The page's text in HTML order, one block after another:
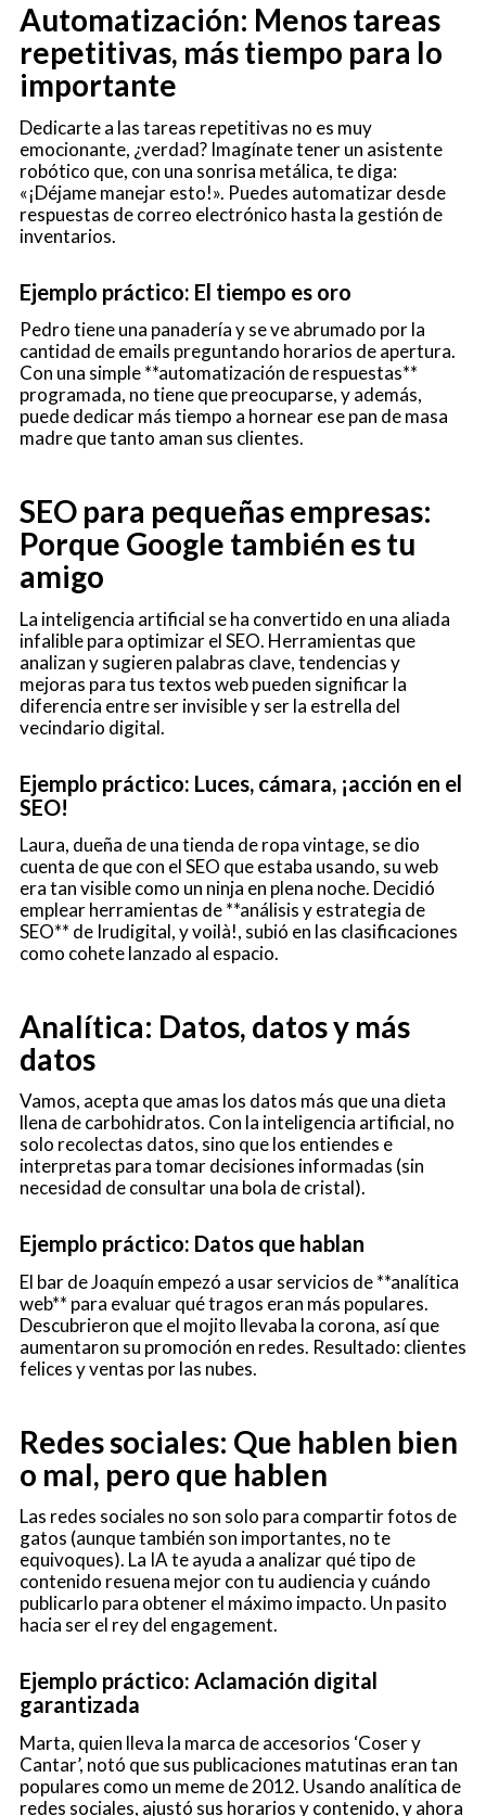
Automatización: Menos tareas
repetitivas, más tiempo para lo
importante
Dedicarte a las tareas repetitivas no es muy
emocionante, ¿verdad? Imagínate tener un asistente
robótico que, con una sonrisa metálica, te diga:
«¡Déjame manejar esto!». Puedes automatizar desde
respuestas de correo electrónico hasta la gestión de
inventarios.
Ejemplo práctico: El tiempo es oro
Pedro tiene una panadería y se ve abrumado por la
cantidad de emails preguntando horarios de apertura.
Con una simple **automatización de respuestas**
programada, no tiene que preocuparse, y además,
puede dedicar más tiempo a hornear ese pan de masa
madre que tanto aman sus clientes.
SEO para pequeñas empresas:
Porque Google también es tu
amigo
La inteligencia artificial se ha convertido en una aliada
infalible para optimizar el SEO. Herramientas que
analizan y sugieren palabras clave, tendencias y
mejoras para tus textos web pueden significar la
diferencia entre ser invisible y ser la estrella del
vecindario digital.
Ejemplo práctico: Luces, cámara, ¡acción en el
SEO!
Laura, dueña de una tienda de ropa vintage, se dio
cuenta de que con el SEO que estaba usando, su web
era tan visible como un ninja en plena noche. Decidió
emplear herramientas de **análisis y estrategia de
SEO** de Irudigital, y voilà!, subió en las clasificaciones
como cohete lanzado al espacio.
Analítica: Datos, datos y más
datos
Vamos, acepta que amas los datos más que una dieta
llena de carbohidratos. Con la inteligencia artificial, no
solo recolectas datos, sino que los entiendes e
interpretas para tomar decisiones informadas (sin
necesidad de consultar una bola de cristal).
Ejemplo práctico: Datos que hablan
El bar de Joaquín empezó a usar servicios de **analítica
web** para evaluar qué tragos eran más populares.
Descubrieron que el mojito llevaba la corona, así que
aumentaron su promoción en redes. Resultado: clientes
felices y ventas por las nubes.
Redes sociales: Que hablen bien
o mal, pero que hablen
Las redes sociales no son solo para compartir fotos de
gatos (aunque también son importantes, no te
equivoques). La IA te ayuda a analizar qué tipo de
contenido resuena mejor con tu audiencia y cuándo
publicarlo para obtener el máximo impacto. Un pasito
hacia ser el rey del engagement.
Ejemplo práctico: Aclamación digital
garantizada
Marta, quien lleva la marca de accesorios ‘Coser y
Cantar’, notó que sus publicaciones matutinas eran tan
populares como un meme de 2012. Usando analítica de
redes sociales, ajustó sus horarios y contenido, y ahora